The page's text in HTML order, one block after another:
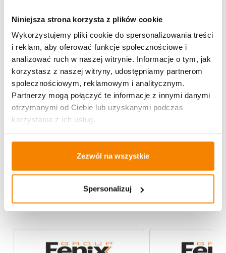
Niniejsza strona korzysta z plików cookie
Wykorzystujemy pliki cookie do spersonalizowania treści
i reklam, aby oferować funkcje społecznościowe i
analizować ruch w naszej witrynie. Informacje o tym, jak
korzystasz z naszej witryny, udostępniamy partnerom
społecznościowym, reklamowym i analitycznym.
Partnerzy mogą połączyć te informacje z innymi danymi
otrzymanymi od Ciebie lub uzyskanymi podczas
korzystania z ich usług.
Zezwól na wszystkie
Spersonalizuj
14,99zł
Brak
Opis produktu
Opinie klientów
Może spodoba się również…